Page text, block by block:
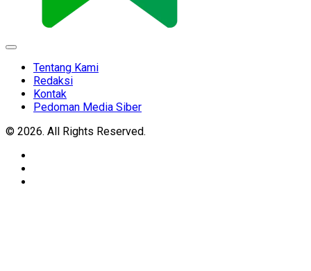
Expand
Tentang Kami
Redaksi
Kontak
Pedoman Media Siber
© 2026. All Rights Reserved.